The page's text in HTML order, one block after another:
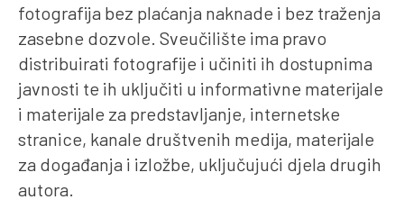
fotografija bez plaćanja naknade i bez traženja
zasebne dozvole. Sveučilište ima pravo
distribuirati fotografije i učiniti ih dostupnima
javnosti te ih uključiti u informativne materijale
i materijale za predstavljanje, internetske
stranice, kanale društvenih medija, materijale
za događanja i izložbe, uključujući djela drugih
autora.